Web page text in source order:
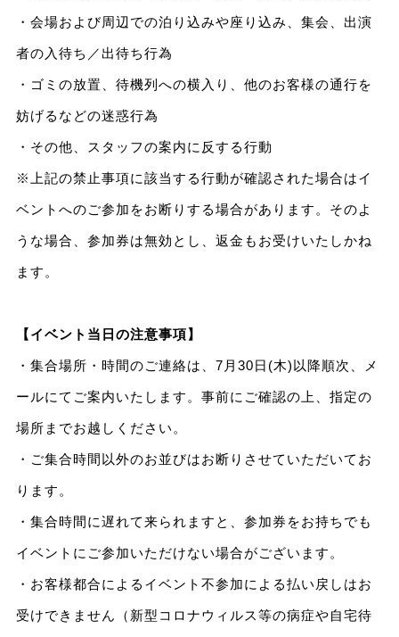
・会場および周辺での泊り込みや座り込み、集会、出演
者の入待ち／出待ち行為
・ゴミの放置、待機列への横入り、他のお客様の通行を
妨げるなどの迷惑行為
・その他、スタッフの案内に反する行動
※上記の禁止事項に該当する行動が確認された場合はイ
ベントへのご参加をお断りする場合があります。そのよ
うな場合、参加券は無効とし、返金もお受けいたしかね
ます。
【イベント当日の注意事項】
・集合場所・時間のご連絡は、7月30日(木)以降順次、メ
ールにてご案内いたします。事前にご確認の上、指定の
場所までお越しください。
・ご集合時間以外のお並びはお断りさせていただいてお
ります。
・集合時間に遅れて来られますと、参加券をお持ちでも
イベントにご参加いただけない場合がございます。
・お客様都合によるイベント不参加による払い戻しはお
受けできません（新型コロナウィルス等の病症や自宅待